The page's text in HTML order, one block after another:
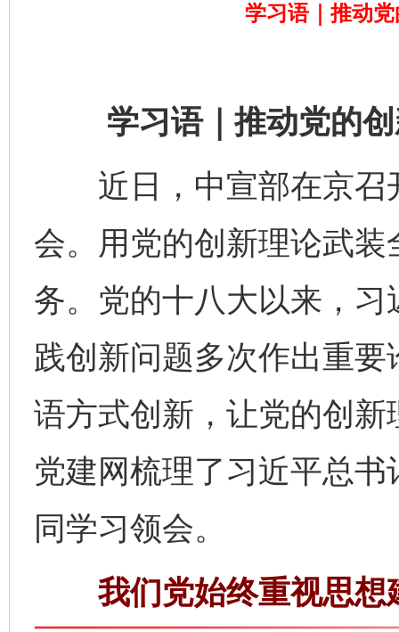
学习语｜推动
学习语｜推动党的创
近日，中宣部在京召
会。用党的创新理论武
务。党的十八大以来，
践创新问题多次作出重
语方式创新，让党的创新
党建网梳理了习近平总
同学习领会。
我们党始终重视思想